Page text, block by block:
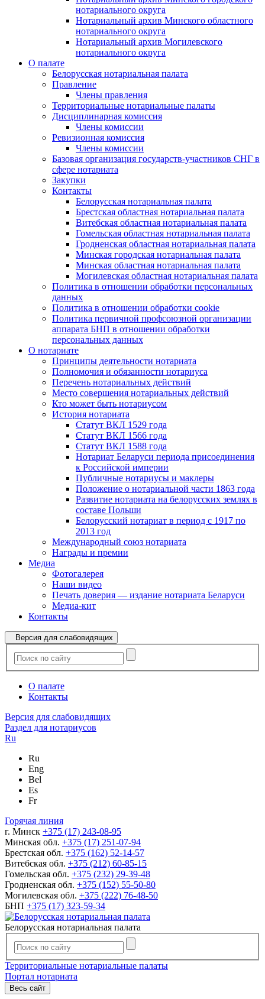
нотариального округа
Нотариальный архив Минского областного
нотариального округа
Нотариальный архив Могилевского
нотариального округа
О палате
Белорусская нотариальная палата
Правление
Члены правления
Территориальные нотариальные палаты
Дисциплинарная комиссия
Члены комиссии
Ревизионная комиссия
Члены комиссии
Базовая организация государств-участников СНГ в
сфере нотариата
Закупки
Контакты
Белорусская нотариальная палата
Брестская областная нотариальная палата
Витебская областная нотариальная палата
Гомельская областная нотариальная палата
Гродненская областная нотариальная палата
Минская городская нотариальная палата
Минская областная нотариальная палата
Могилевская областная нотариальная палата
Политика в отношении обработки персональных
данных
Политика в отношении обработки cookie
Политика первичной профсоюзной организации
аппарата БНП в отношении обработки
персональных данных
О нотариате
Принципы деятельности нотариата
Полномочия и обязанности нотариуса
Перечень нотариальных действий
Место совершения нотариальных действий
Кто может быть нотариусом
История нотариата
Статут ВКЛ 1529 года
Статут ВКЛ 1566 года
Статут ВКЛ 1588 года
Нотариат Беларуси периода присоединения
к Российской империи
Публичные нотариусы и маклеры
Положение о нотариальной части 1863 года
Развитие нотариата на белорусских землях в
составе Польши
Белорусский нотариат в период с 1917 по
2013 год
Международный союз нотариата
Награды и премии
Медиа
Фотогалерея
Наши видео
Печать доверия — издание нотариата Беларуси
Медиа-кит
Контакты
Версия для слабовидящих
О палате
Контакты
Версия для слабовидящих
Раздел для нотариусов
Ru
Ru
Eng
Bel
Es
Fr
Горячая линия
г. Минск +375 (17) 243-08-95
Минская обл. +375 (17) 251-07-94
Брестская обл. +375 (162) 52-14-57
Витебская обл. +375 (212) 60-85-15
Гомельская обл. +375 (232) 29-39-48
Гродненская обл. +375 (152) 55-50-80
Могилевская обл. +375 (222) 76-48-50
БНП +375 (17) 323-59-34
Белорусская нотариальная палата
Территориальные нотариальные палаты
Портал нотариата
Весь сайт